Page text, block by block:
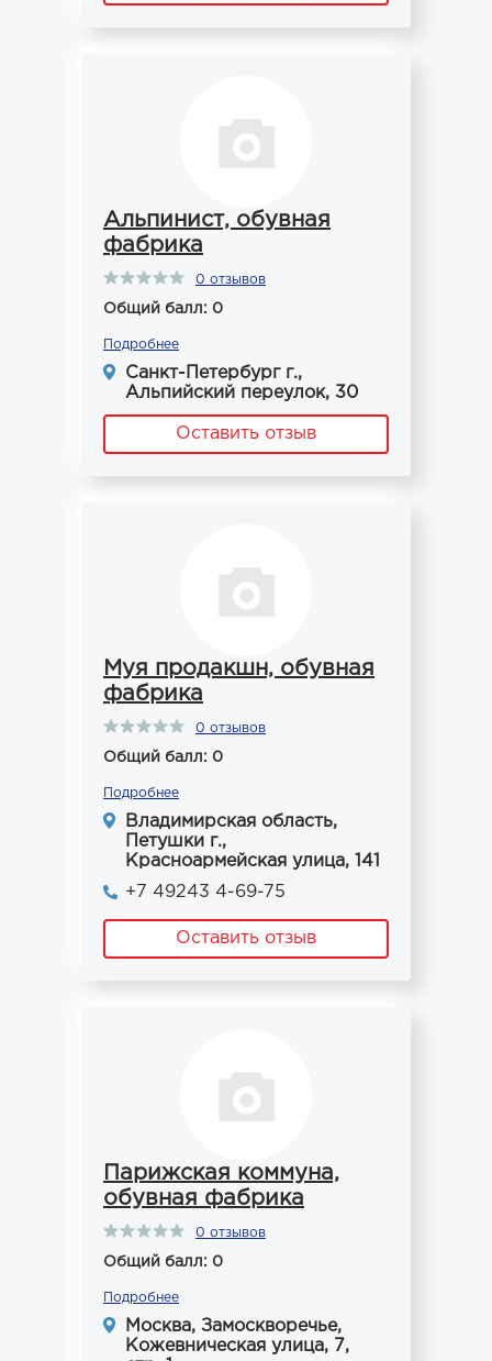
Альпинист, обувная
фабрика
0 отзывов
Общий балл: 0
Подробнее
Санкт-Петербург г.,
Альпийский переулок, 30
Оставить отзыв
Муя продакшн, обувная
фабрика
0 отзывов
Общий балл: 0
Подробнее
Владимирская область,
Петушки г.,
Красноармейская улица, 141
+7 49243 4-69-75
Оставить отзыв
Парижская коммуна,
обувная фабрика
0 отзывов
Общий балл: 0
Подробнее
Москва, Замоскворечье,
Кожевническая улица, 7,